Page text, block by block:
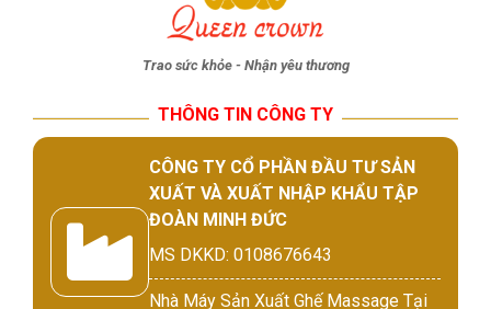
Trao sức khỏe - Nhận yêu thương
THÔNG TIN CÔNG TY
CÔNG TY CỔ PHẦN ĐẦU TƯ SẢN
XUẤT VÀ XUẤT NHẬP KHẨU TẬP
ĐOÀN MINH ĐỨC
MS DKKD: 0108676643
Nhà Máy Sản Xuất Ghế Massage Tại